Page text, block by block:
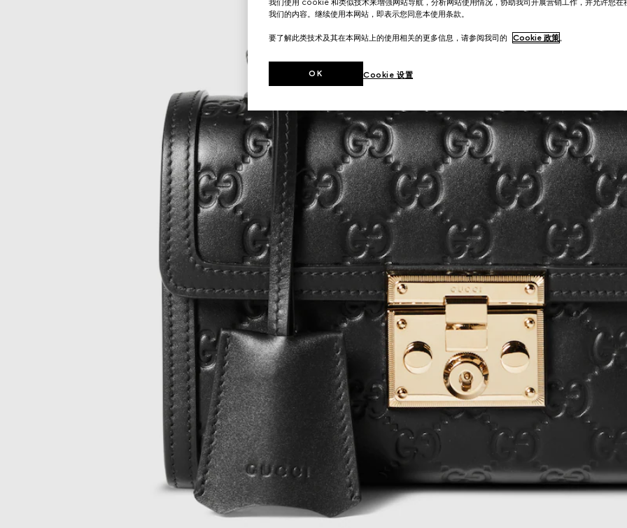
我们使用 cookie 和类似技术来增强网站导航，分析网站使用情况，协助我司开展营销工作，并允许您在
我们的内容。继续使用本网站，即表示您同意本使用条款。
要了解此类技术及其在本网站上的使用相关的更多信息，请参阅我司的 Cookie 政策。
Cookie 设置
OK